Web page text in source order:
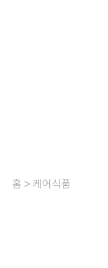
홈 케어식품